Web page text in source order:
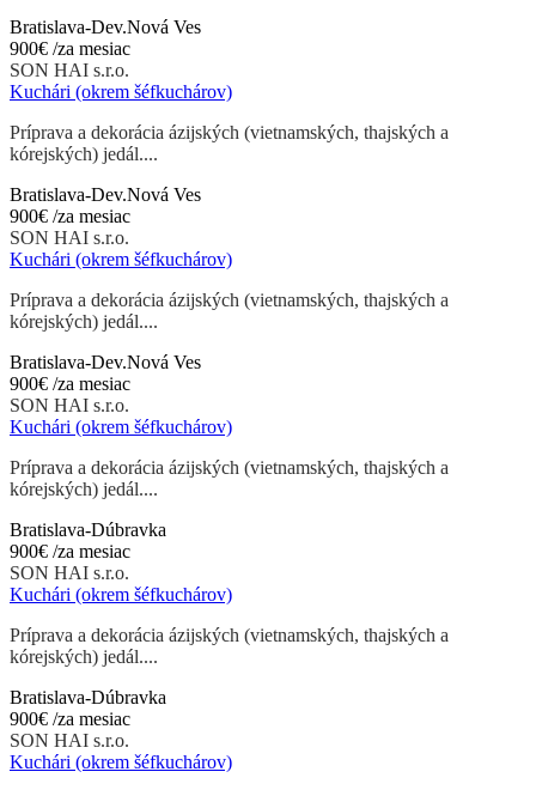
Bratislava-Dev.Nová Ves
900€ /za mesiac
SON HAI s.r.o.
Kuchári (okrem šéfkuchárov)
Príprava a dekorácia ázijských (vietnamských, thajských a
kórejských) jedál....
Bratislava-Dev.Nová Ves
900€ /za mesiac
SON HAI s.r.o.
Kuchári (okrem šéfkuchárov)
Príprava a dekorácia ázijských (vietnamských, thajských a
kórejských) jedál....
Bratislava-Dev.Nová Ves
900€ /za mesiac
SON HAI s.r.o.
Kuchári (okrem šéfkuchárov)
Príprava a dekorácia ázijských (vietnamských, thajských a
kórejských) jedál....
Bratislava-Dúbravka
900€ /za mesiac
SON HAI s.r.o.
Kuchári (okrem šéfkuchárov)
Príprava a dekorácia ázijských (vietnamských, thajských a
kórejských) jedál....
Bratislava-Dúbravka
900€ /za mesiac
SON HAI s.r.o.
Kuchári (okrem šéfkuchárov)